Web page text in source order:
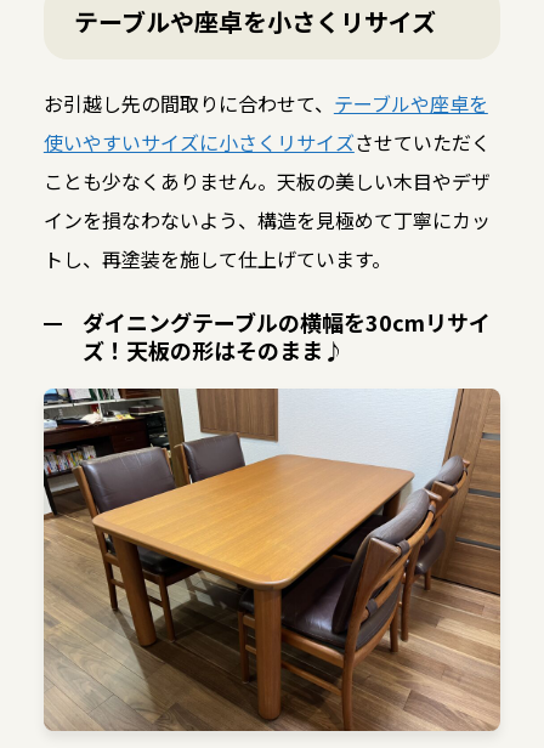
テーブルや座卓を小さくリサイズ
お引越し先の間取りに合わせて、 テーブルや座卓を
使いやすいサイズに小さくリサイズさせていただく
ことも少なくありません。天板の美しい木目やデザ
インを損なわないよう、構造を見極めて丁寧にカッ
トし、再塗装を施して仕上げています。
ダイニングテーブルの横幅を30cmリサイ
ズ！天板の形はそのまま♪